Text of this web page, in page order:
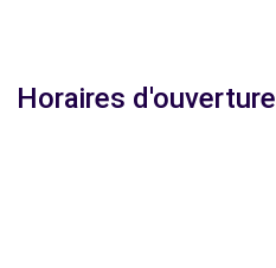
Horaires d'ouverture